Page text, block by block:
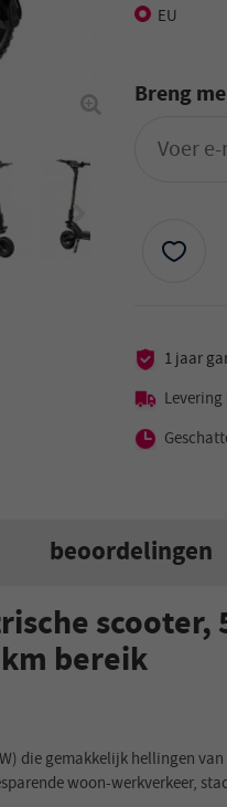
EU
Breng
1 jaar
beoordelingen
bereik
die gemakkelijk hellingen
woon-werkverkeer,